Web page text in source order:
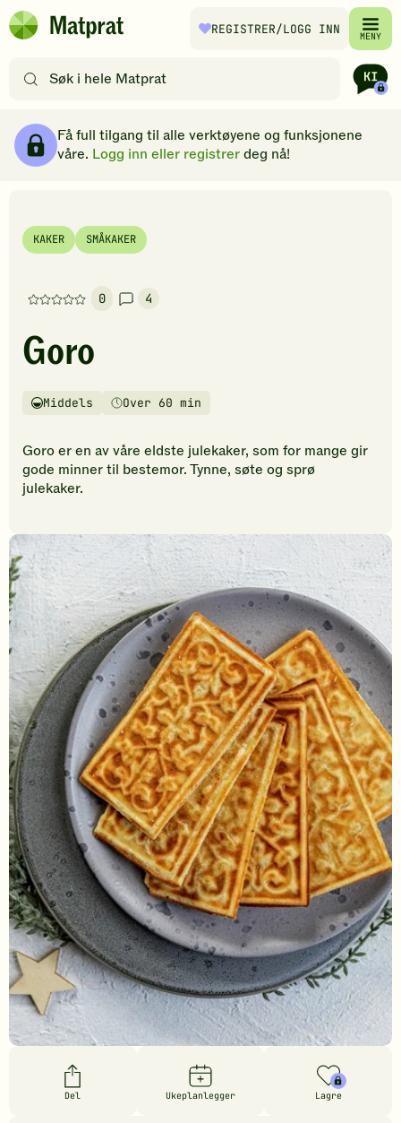
Hopp til hovedinnhold
Matprat
REGISTRER/LOGG INN MENY
etter
filtre
Få full tilgang til alle verktøyene og funksjonene
våre. Logg inn eller registrerdeg nå!
KAKER SMÅKAKER
0
Denne
har
foreløpig
vurderinger.
den
første
til
denne
oppskriften.
4
Goro
Vanskelighetsgrad
Middels
TilberedningstidOver 60 min
Goro er en av våre eldste julekaker, som for mange gir
gode minner til bestemor. Tynne, søte og sprø
julekaker.
Del Ukeplanlegger Lagre